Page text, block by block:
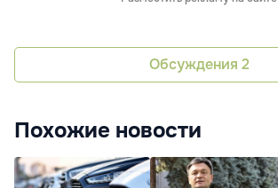
Обсуждения 2
Похожие новости